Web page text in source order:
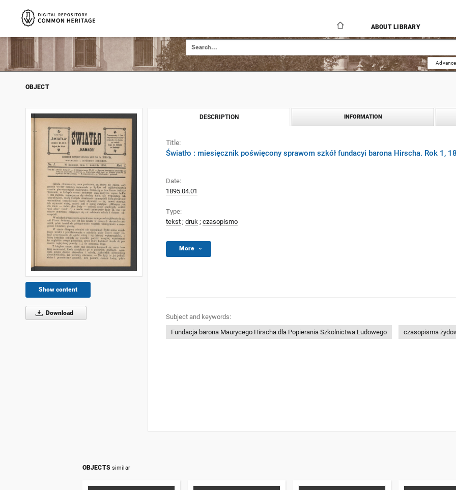
ABOUT LIBRARY
OBJECT
Show content
Download
DESCRIPTION INFORMATION
Title:
Światło : miesięcznik poświęcony sprawom szkół fundacyi barona Hirscha. Rok 1,
Date:
1895.04.01
Type:
tekst ; druk ; czasopismo
More
Subject and keywords:
Fundacja barona Maurycego Hirscha dla Popierania Szkolnictwa Ludowego
czasopisma
OBJECTS similar